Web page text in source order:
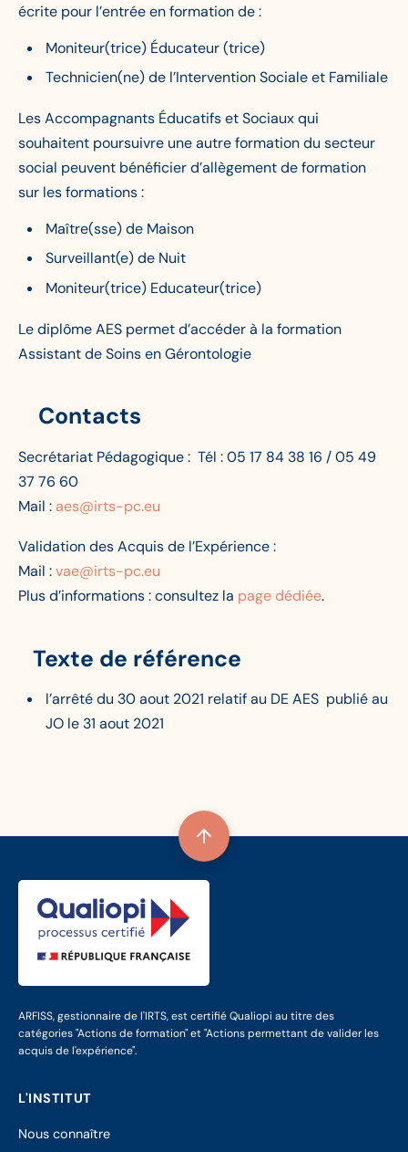
écrite pour l’entrée en formation de :
Moniteur(trice) Éducateur (trice)
Technicien(ne) de l’Intervention Sociale et Familiale
Les Accompagnants Éducatifs et Sociaux qui
souhaitent poursuivre une autre formation du secteur
social peuvent bénéficier d’allègement de formation
sur les formations :
Maître(sse) de Maison
Surveillant(e) de Nuit
Moniteur(trice) Educateur(trice)
Le diplôme AES permet d’accéder à la formation
Assistant de Soins en Gérontologie
Contacts
Secrétariat Pédagogique : Tél : 05 17 84 38 16 / 05 49
37 76 60
Mail : aes@irts-pc.eu
Validation des Acquis de l’Expérience :
Mail :vae@irts-pc.eu
Plus d’informations : consultez la page dédiée.
Texte de référence
l’arrêté du 30 aout 2021 relatif au DE AES publié au
JO le 31 aout 2021
ARFISS, gestionnaire de l'IRTS, est certifié Qualiopi au titre des
catégories "Actions de formation" et "Actions permettant de valider les
acquis de l'expérience".
L'INSTITUT
Nous connaître